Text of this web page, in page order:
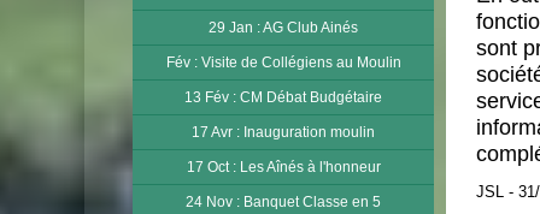
29 Jan : AG Club Ainés
Fév : Visite de Collégiens au Moulin
13 Fév : CM Débat Budgétaire
17 Avr : Inauguration moulin
17 Oct : Les Aînés à l'honneur
24 Nov : Banquet Classe en 5
sont
JSL -